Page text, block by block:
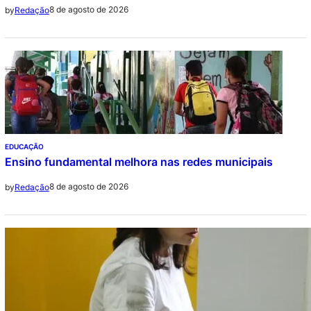
byRedação8 de agosto de 2026
EDUCAÇÃO
Ensino fundamental melhora nas redes municipais
byRedação8 de agosto de 2026